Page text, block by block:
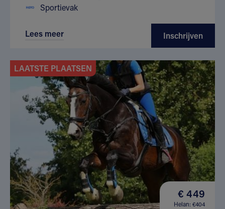
Sportievak
Lees meer Inschrijven
LAATSTE PLAATSEN
€ 449
Helan: €404